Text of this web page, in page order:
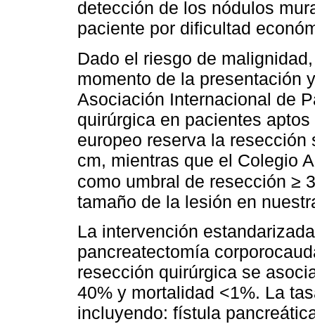
detección de los nódulos
paciente por dificultad
Dado el riesgo de
momento de la presentación
Asociación Internacional de
quirúrgica en pacientes
europeo reserva la
cm, mientras que el Colegio
como umbral de resección ≥
tamaño de la lesión en
La intervención
pancreatectomía
resección quirúrgica se
40% y mortalidad <1%. La
incluyendo: fístula